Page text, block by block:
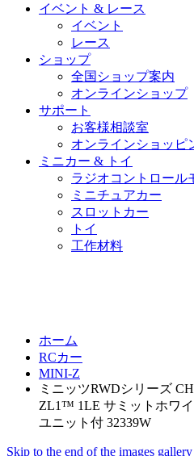
イベント & レース
イベント
レース
ショップ
全国ショップ案内
オンラインショップ
サポート
お客様相談室
オンラインショッピ
ミニカー & トイ
ラジオコントロール
ミニチュアカー
スロットカー
トイ
工作材料
ホーム
RCカー
MINI-Z
ミニッツRWDシリーズ
ZL1™ 1LE サミットホワ
ユニット付 32339W
Skip to the end of the images gallery